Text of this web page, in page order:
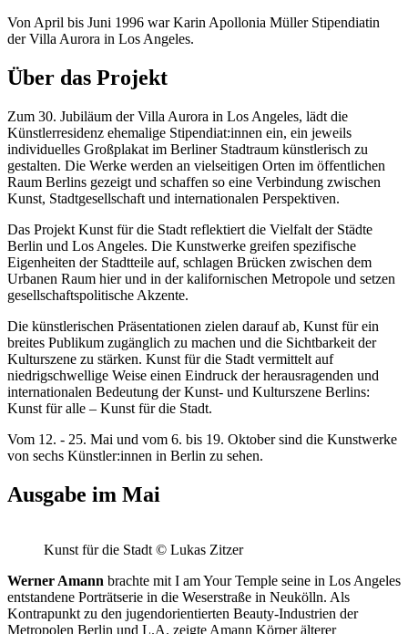
Von April bis Juni 1996 war Karin Apollonia Müller Stipendiatin
der Villa Aurora in Los Angeles.
Über das Projekt
Zum 30. Jubiläum der Villa Aurora in Los Angeles, lädt die
Künstlerresidenz ehemalige Stipendiat:innen ein, ein jeweils
individuelles Großplakat im Berliner Stadtraum künstlerisch zu
gestalten. Die Werke werden an vielseitigen Orten im öffentlichen
Raum Berlins gezeigt und schaffen so eine Verbindung zwischen
Kunst, Stadtgesellschaft und internationalen Perspektiven.
Das Projekt Kunst für die Stadt reflektiert die Vielfalt der Städte
Berlin und Los Angeles. Die Kunstwerke greifen spezifische
Eigenheiten der Stadtteile auf, schlagen Brücken zwischen dem
Urbanen Raum hier und in der kalifornischen Metropole und setzen
gesellschaftspolitische Akzente.
Die künstlerischen Präsentationen zielen darauf ab, Kunst für ein
breites Publikum zugänglich zu machen und die Sichtbarkeit der
Kulturszene zu stärken. Kunst für die Stadt vermittelt auf
niedrigschwellige Weise einen Eindruck der herausragenden und
internationalen Bedeutung der Kunst- und Kulturszene Berlins:
Kunst für alle – Kunst für die Stadt.
Vom 12. - 25. Mai und vom 6. bis 19. Oktober sind die Kunstwerke
von sechs Künstler:innen in Berlin zu sehen.
Ausgabe im Mai
Kunst für die Stadt © Lukas Zitzer
Werner Amann brachte mit I am Your Temple seine in Los Angeles
entstandene Porträtserie in die Weserstraße in Neukölln. Als
Kontrapunkt zu den jugendorientierten Beauty-Industrien der
Metropolen Berlin und L.A. zeigte Amann Körper älterer